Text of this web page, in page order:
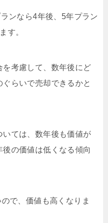
ンなら4年後、5年プラン
す。
考慮して、数年後にど
らいで売却できるかと
ては、数年後も価値が
の価値は低くなる傾向
で、価値も高くなりま